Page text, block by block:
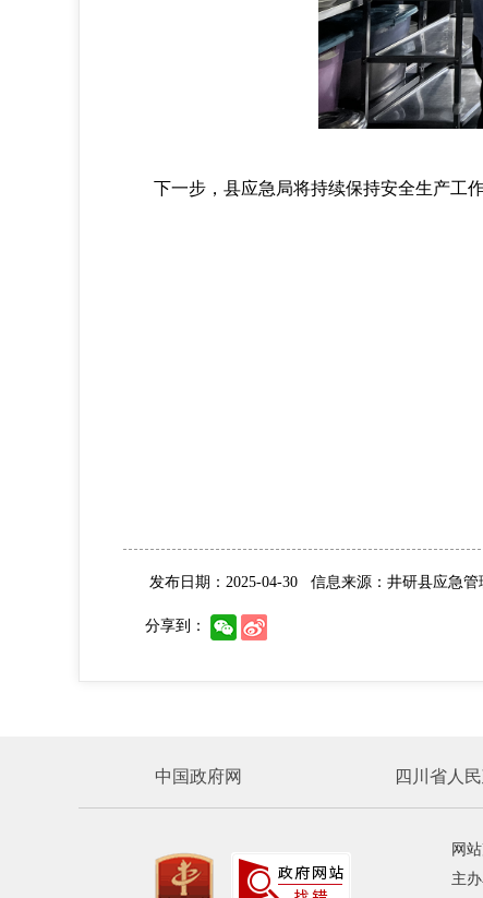
下一步，县应急局将持续保持安全生产工作
发布日期：2025-04-30 信息来源：井研县应急管
分享到：
中国政府网 四川省人
网
主